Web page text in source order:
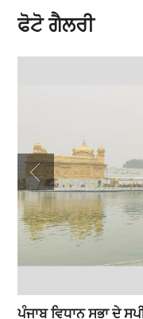
ਫੋਟੋ ਗੈਲਰੀ
ਪੰਜਾਬ ਵਿਧਾਨ ਸਭਾ ਦੇ